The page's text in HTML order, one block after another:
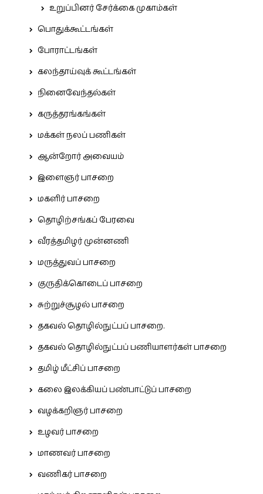
உறுப்பினர் சேர்க்கை முகாம்கள்
பொதுக்கூட்டங்கள்
போராட்டங்கள்
கலந்தாய்வுக் கூட்டங்கள்
நினைவேந்தல்கள்
கருத்தரங்கங்கள்
மக்கள் நலப் பணிகள்
ஆன்றோர் அவையம்
இளைஞர் பாசறை
மகளிர் பாசறை
தொழிற்சங்கப் பேரவை
வீரத்தமிழர் முன்னணி
மருத்துவப் பாசறை
குருதிக்கொடைப் பாசறை
சுற்றுச்சூழல் பாசறை
தகவல் தொழில்நுட்பப் பாசறை.
தகவல் தொழில்நுட்பப் பணியாளர்கள் பாசறை
தமிழ் மீட்சிப் பாசறை
கலை இலக்கியப் பண்பாட்டுப் பாசறை
வழக்கறிஞர் பாசறை
உழவர் பாசறை
மாணவர் பாசறை
வணிகர் பாசறை